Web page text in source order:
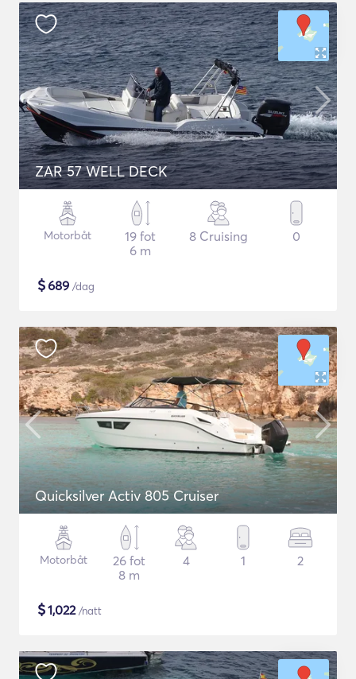
ZAR 57 WELL DECK
Motorbåt
19 fot
6 m
8 Cruising 0
$689 /dag
Quicksilver Activ 805 Cruiser
Motorbåt
26 fot
8 m
4 1 2
$1,022/natt